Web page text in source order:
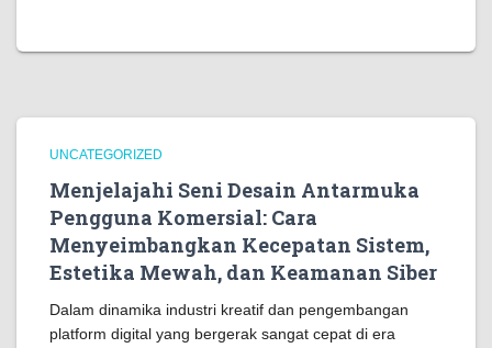
UNCATEGORIZED
Menjelajahi Seni Desain Antarmuka
Pengguna Komersial: Cara
Menyeimbangkan Kecepatan Sistem,
Estetika Mewah, dan Keamanan Siber
Dalam dinamika industri kreatif dan pengembangan
platform digital yang bergerak sangat cepat di era